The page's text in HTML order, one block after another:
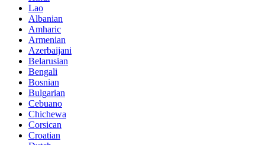
Lao
Albanian
Amharic
Armenian
Azerbaijani
Belarusian
Bengali
Bosnian
Bulgarian
Cebuano
Chichewa
Corsican
Croatian